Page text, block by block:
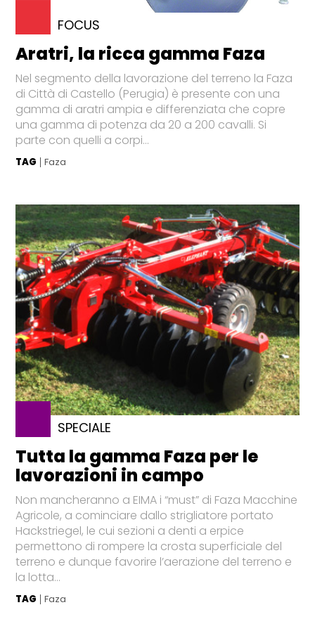
FOCUS
Aratri, la ricca gamma Faza
Nel segmento della lavorazione del terreno la Faza
di Città di Castello (Perugia) è presente con una
gamma di aratri ampia e differenziata che copre
una gamma di potenza da 20 a 200 cavalli. Si
parte con quelli a corpi...
TAG Faza
SPECIALE
Tutta la gamma Faza per le
lavorazioni in campo
Non mancheranno a EIMA i “must” di Faza Macchine
Agricole, a cominciare dallo strigliatore portato
Hackstriegel, le cui sezioni a denti a erpice
permettono di rompere la crosta superficiale del
terreno e dunque favorire l’aerazione del terreno e
la lotta...
TAG Faza